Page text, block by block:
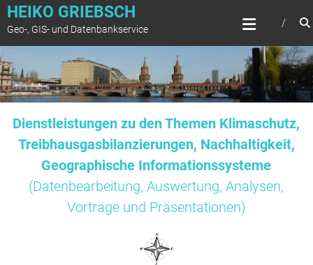
Zum
springen
HEIKO GRIEBSCH
Geo-, GIS- und Datenbankservice
Dienstleistungen zu den Themen Klimaschutz,
Treibhausgasbilanzierungen, Nachhaltigkeit,
Geographische Informationssysteme
(Datenbearbeitung, Auswertung, Analysen,
Vorträge und Präsentationen)